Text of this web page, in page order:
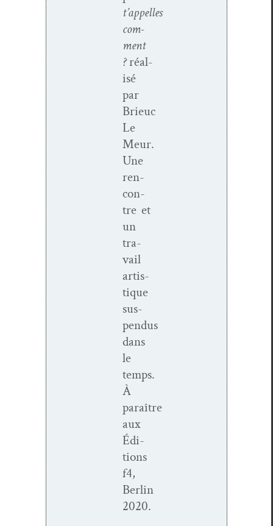
t’appelles
com­
ment
?réal­
isé
par
Brieuc
Le
Meur.
Une
ren­
con­
tre et
un
tra­
vail
artis­
tique
sus­
pendus
dans
le
temps.
À
paraître
aux
Édi­
tions
f4,
Berlin
2020.